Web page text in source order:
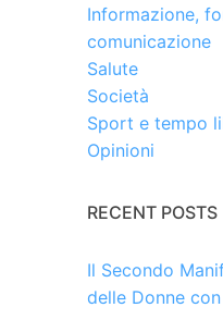
Informazione,
comunicazione
Salute
Società
Sport e tempo
Opinioni
RECENT POSTS
Il Secondo
delle Donne